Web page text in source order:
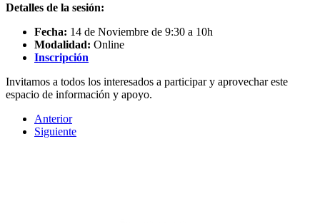
Detalles de la sesión:
Fecha: 14 de Noviembre de 9:30 a 10h
Modalidad: Online
Inscripción
Invitamos a todos los interesados a participar y aprovechar este
espacio de información y apoyo.
Anterior
Siguiente